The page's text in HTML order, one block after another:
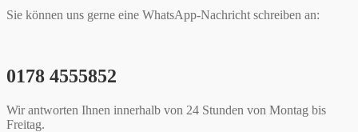
Sie können uns gerne eine WhatsApp-Nachricht schreiben an:
0178 4555852
Wir antworten Ihnen innerhalb von 24 Stunden von Montag bis
Freitag.